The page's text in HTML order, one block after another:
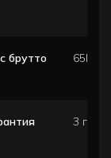
брутто 65KG
3 года